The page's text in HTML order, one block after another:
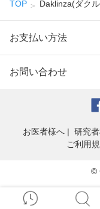
TOP Daklinza(ダク
お支払い方法
お問い合わせ
お医者様へ 研究
ご利用
©